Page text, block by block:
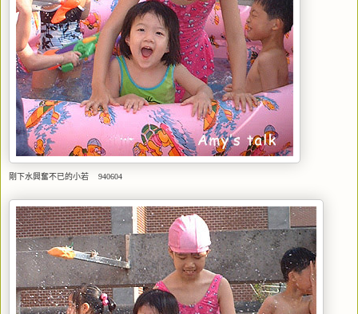
剛下水興奮不已的小若 940604